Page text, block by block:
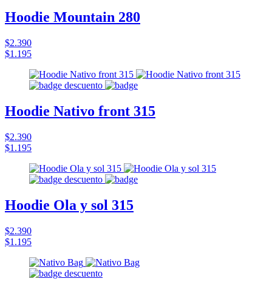
Hoodie Mountain 280
$2.390
$1.195
Hoodie Nativo front 315
$2.390
$1.195
Hoodie Ola y sol 315
$2.390
$1.195